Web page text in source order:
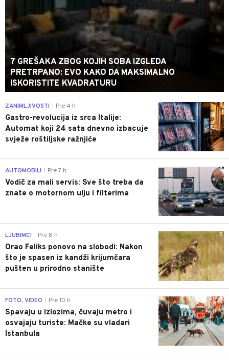
7 GREŠAKA ZBOG KOJIH SOBA IZGLEDA
PRETRPANO: EVO KAKO DA MAKSIMALNO
ISKORISTITE KVADRATURU
0
ZANIMLJIVOSTI Pre 4 h
Gastro-revolucija iz srca Italije:
Automat koji 24 sata dnevno izbacuje
svježe roštiljske ražnjiće
0
AUTOMOBILI Pre 7 h
Vodič za mali servis: Sve što treba da
znate o motornom ulju i filterima
0
LJUBIMCI Pre 8 h
Orao Feliks ponovo na slobodi: Nakon
što je spasen iz kandži krijumčara
pušten u prirodno stanište
0
FOTO, VIDEO Pre 10 h
Spavaju u izlozima, čuvaju metro i
osvajaju turiste: Mačke su vladari
Istanbula